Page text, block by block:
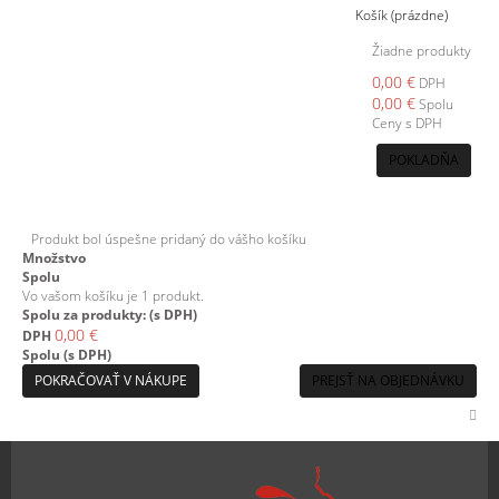
Košík(prázdne)
Žiadne produkty
0,00 € DPH
0,00 €Spolu
Ceny s DPH
POKLADŇA
Produkt bol úspešne pridaný do vášho košíku
Množstvo
Spolu
Vo vašom košíku je 1 produkt.
Spolu za produkty: (s DPH)
DPH 0,00 €
Spolu (s DPH)
POKRAČOVAŤ V NÁKUPE
PREJSŤ NA OBJEDNÁVKU